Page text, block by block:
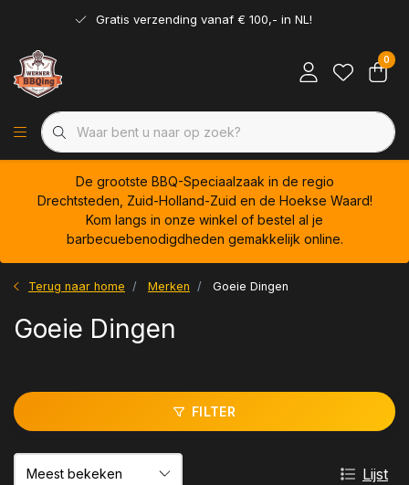
Gratis verzending vanaf € 100,- in NL!
0
De grootste BBQ-Speciaalzaak in de regio
Drechtsteden, Zuid-Holland-Zuid en de Hoekse Waard!
Kom langs in onze winkel of bestel al je
barbecuebenodigdheden gemakkelijk online.
Terug naar home Merken Goeie Dingen
Goeie Dingen
FILTER
Lijst